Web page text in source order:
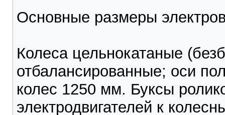
Основные размеры
Колеса цельнокатаные
отбалансированные; оси
колес 1250 мм. Буксы
электродвигателей к